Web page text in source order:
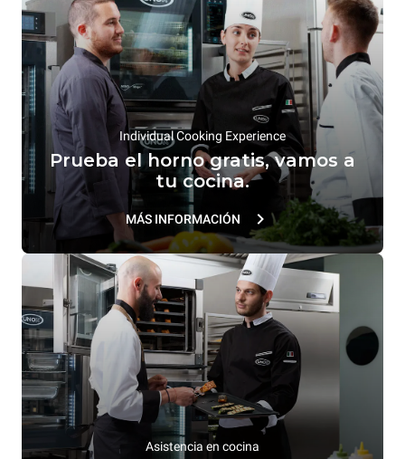
Métodos de conservación
por calor
Individual Cooking Experience
Prueba el horno gratis, vamos a
tu cocina.
MÁS INFORMACIÓN
Asistencia en cocina